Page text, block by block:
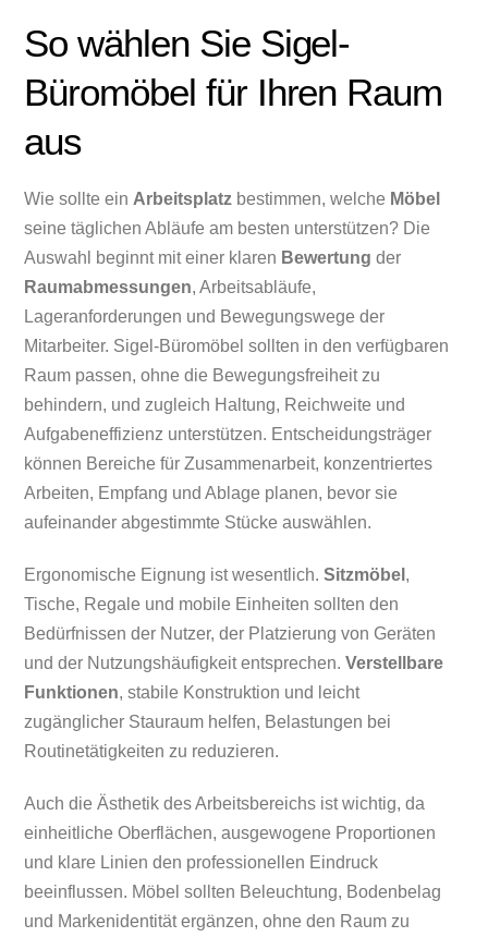
So wählen Sie Sigel-
Büromöbel für Ihren Raum
aus
Wie sollte ein Arbeitsplatz bestimmen, welche Möbel
seine täglichen Abläufe am besten unterstützen? Die
Auswahl beginnt mit einer klaren Bewertung der
Raumabmessungen, Arbeitsabläufe,
Lageranforderungen und Bewegungswege der
Mitarbeiter. Sigel-Büromöbel sollten in den verfügbaren
Raum passen, ohne die Bewegungsfreiheit zu
behindern, und zugleich Haltung, Reichweite und
Aufgabeneffizienz unterstützen. Entscheidungsträger
können Bereiche für Zusammenarbeit, konzentriertes
Arbeiten, Empfang und Ablage planen, bevor sie
aufeinander abgestimmte Stücke auswählen.
Ergonomische Eignung ist wesentlich.Sitzmöbel ,
Tische, Regale und mobile Einheiten sollten den
Bedürfnissen der Nutzer, der Platzierung von Geräten
und der Nutzungshäufigkeit entsprechen.Verstellbare
Funktionen, stabile Konstruktion und leicht
zugänglicher Stauraum helfen, Belastungen bei
Routinetätigkeiten zu reduzieren.
Auch die Ästhetik des Arbeitsbereichs ist wichtig, da
einheitliche Oberflächen, ausgewogene Proportionen
und klare Linien den professionellen Eindruck
beeinflussen. Möbel sollten Beleuchtung, Bodenbelag
und Markenidentität ergänzen, ohne den Raum zu